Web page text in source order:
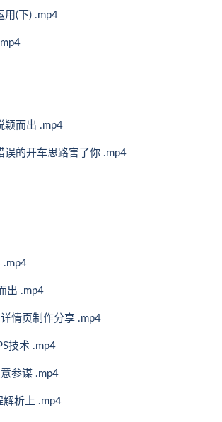
用(下) .mp4
颖而出 .mp4
误的开车思路害了你 .mp4
.mp4
出 .mp4
情页制作分享 .mp4
技术 .mp4
参谋 .mp4
解析上 .mp4